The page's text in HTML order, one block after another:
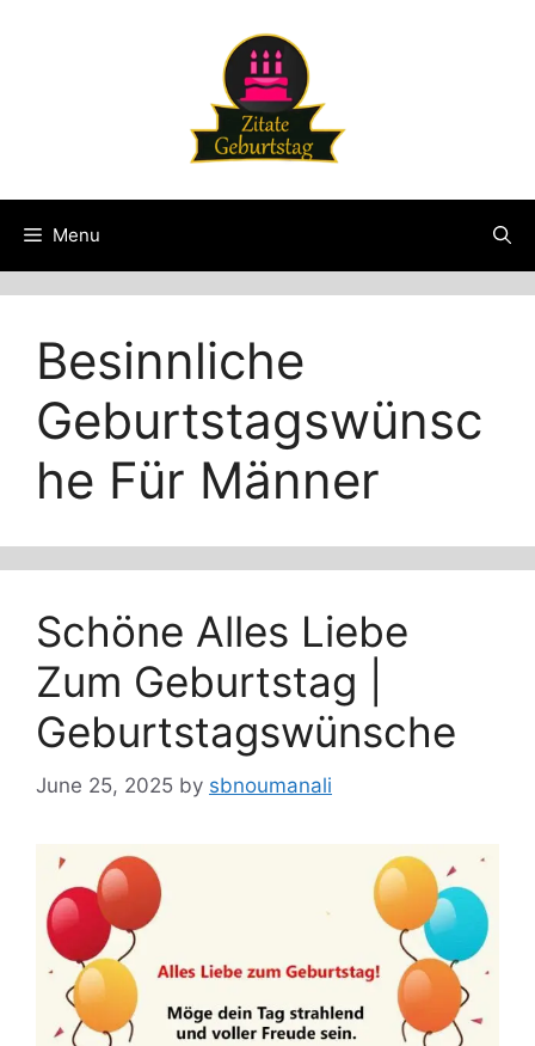
Menu
Besinnliche
Geburtstagswünsc
he Für Männer
Schöne Alles Liebe
Zum Geburtstag |
Geburtstagswünsche
June 25, 2025 by sbnoumanali